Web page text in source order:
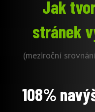
Jak
stránek
(meziroční
108%